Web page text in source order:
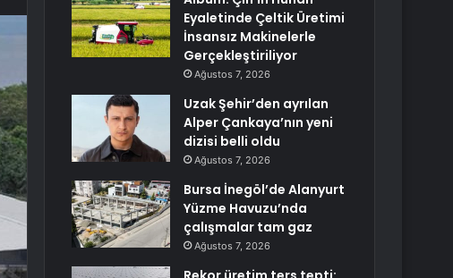
Eyaletinde Çeltik Üretimi
İnsansız Makinelerle
Gerçekleştiriliyor
Ağustos 7, 2026
Uzak Şehir’den ayrılan
Alper Çankaya’nın yeni
dizisi belli oldu
Ağustos 7, 2026
Bursa İnegöl’de Alanyurt
Yüzme Havuzu’nda
çalışmalar tam gaz
Ağustos 7, 2026